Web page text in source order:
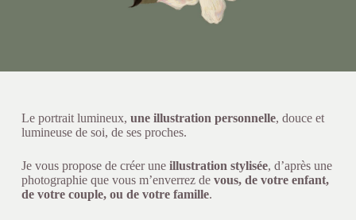
Le portrait lumineux, une illustration personnelle, douce et
lumineuse de soi, de ses proches.
Je vous propose de créer une illustration stylisée, d’après une
photographie que vous m’enverrez de vous, de votre enfant,
de votre couple, ou de votre famille.